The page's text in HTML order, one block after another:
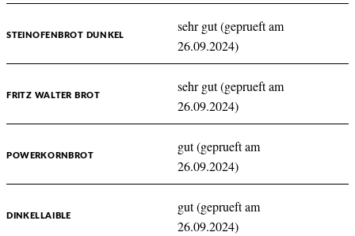
STEINOFENBROT DUNKEL
sehr gut (geprueft am
26.09.2024)
FRITZ WALTER BROT
sehr gut (geprueft am
26.09.2024)
POWERKORNBROT
gut (geprueft am
26.09.2024)
DINKELLAIBLE
gut (geprueft am
26.09.2024)